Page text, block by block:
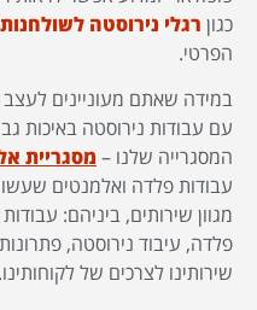
כגון רגלי נירוסטה לשולחנות
הפרטי.
במידה שאתם מעוניינים
עם עבודות נירוסטה באיכות
המסגרייה שלנו –מסגריית
עבודות פלדה ואלמנטים
מגוון שירותים, ביניהם:
פלדה, עיבוד נירוסטה,
שירותינו לצרכים של לקוחותינו.